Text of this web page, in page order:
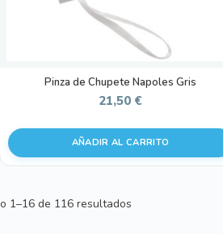
Pinza de Chupete Napoles Gris
21,50 €
AÑADIR AL CARRITO
1–16 de 116 resultados